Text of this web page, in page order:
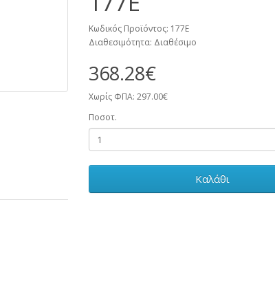
Κωδικός Προϊόντος: 177E
Διαθεσιμότητα: Διαθέσιμο
368.28€
Χωρίς ΦΠΑ: 297.00€
Ποσοτ.
Καλάθι